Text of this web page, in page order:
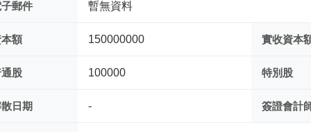
郵件 暫無資料
額 150000000 實收資本
股 100000 特別股
日期 - 簽證會計